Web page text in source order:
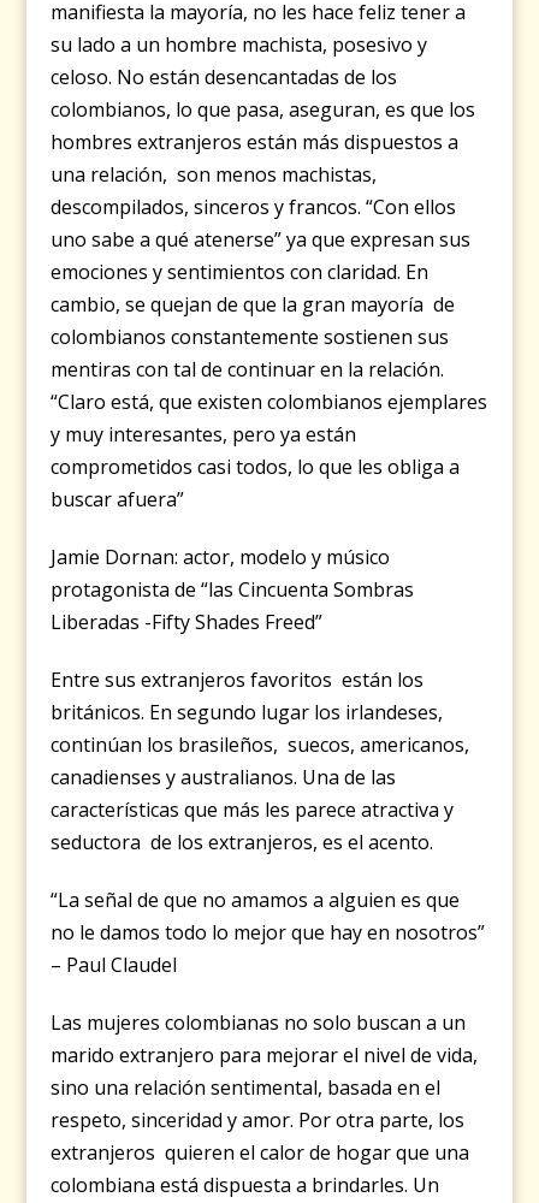
manifiesta la mayoría, no les hace feliz tener a
su lado a un hombre machista, posesivo y
celoso. No están desencantadas de los
colombianos, lo que pasa, aseguran, es que los
hombres extranjeros están más dispuestos a
una relación, son menos machistas,
descompilados, sinceros y francos. “Con ellos
uno sabe a qué atenerse” ya que expresan sus
emociones y sentimientos con claridad. En
cambio, se quejan de que la gran mayoría de
colombianos constantemente sostienen sus
mentiras con tal de continuar en la relación.
“Claro está, que existen colombianos ejemplares
y muy interesantes, pero ya están
comprometidos casi todos, lo que les obliga a
buscar afuera”
Jamie Dornan: actor, modelo y músico
protagonista de “las Cincuenta Sombras
Liberadas -Fifty Shades Freed”
Entre sus extranjeros favoritos están los
británicos. En segundo lugar los irlandeses,
continúan los brasileños, suecos, americanos,
canadienses y australianos. Una de las
características que más les parece atractiva y
seductora de los extranjeros, es el acento.
“La señal de que no amamos a alguien es que
no le damos todo lo mejor que hay en nosotros”
– Paul Claudel
Las mujeres colombianas no solo buscan a un
marido extranjero para mejorar el nivel de vida,
sino una relación sentimental, basada en el
respeto, sinceridad y amor. Por otra parte, los
extranjeros quieren el calor de hogar que una
colombiana está dispuesta a brindarles. Un